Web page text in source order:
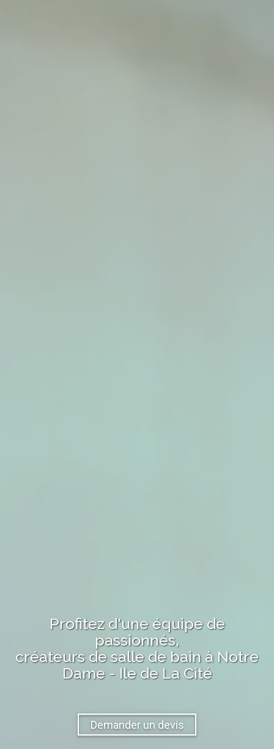
Profitez d'une équipe de
passionnés,
créateurs de salle de bain à Notre
Dame - Ile de La Cité
Demander un devis